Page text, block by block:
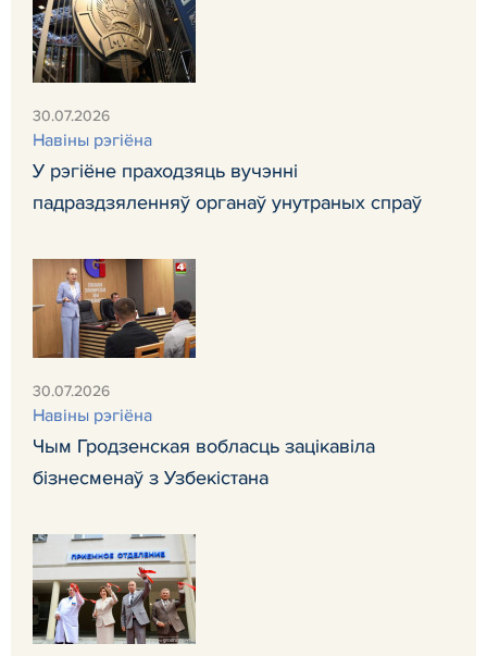
30.07.2026
Навiны рэгiёна
У рэгіёне праходзяць вучэнні
падраздзяленняў органаў унутраных спраў
30.07.2026
Навiны рэгiёна
Чым Гродзенская вобласць зацікавіла
бізнесменаў з Узбекістана